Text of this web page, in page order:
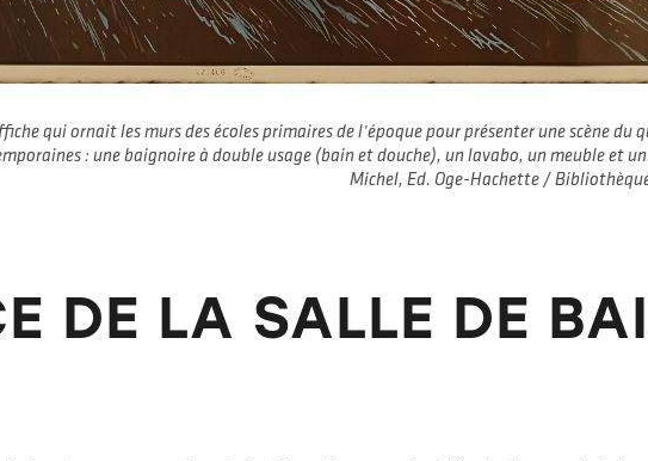
qui ornait les murs des écoles primaires de l’époque pour présenter une scène du
: une baignoire à double usage (bain et douche), un lavabo, un meuble et
Michel, Ed. Oge-Hachette /
DE LA SALLE DE